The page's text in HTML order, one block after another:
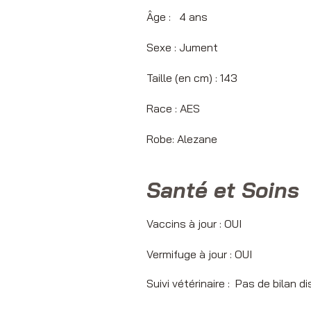
Âge : 4
Sexe :
Taille (en cm) : 143
Race : ​ AES
Robe: Alezane
Santé et Soins
Vaccins à jour : OUI
Vermifuge à jour : OUI
Suivi vétérinaire : Pas de bilan